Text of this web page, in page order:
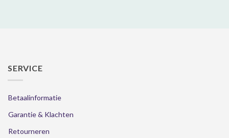
SERVICE
Betaalinformatie
Garantie & Klachten
Retourneren